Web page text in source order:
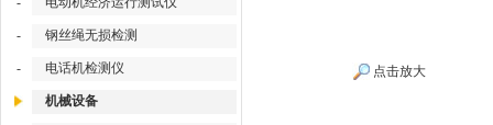
- 钢丝绳无损检测
- 电话机检测仪
机械设备
点击放大